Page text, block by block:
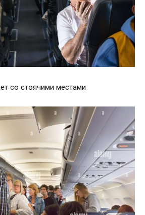
со стоячими местами